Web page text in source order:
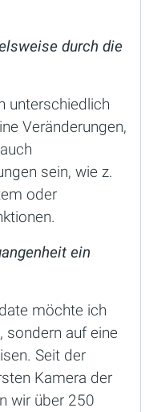
durch die
unterschiedlich
Veränderungen,
sein, wie z.
oder
ein
möchte ich
sondern auf eine
Seit der
Kamera der
wir über 250